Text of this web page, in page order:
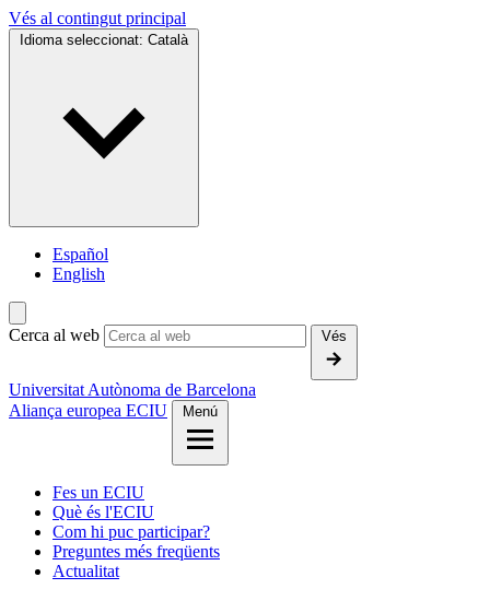
Vés al contingut principal
Idioma seleccionat: Català
Español
English
Cerca al web Vés
Universitat Autònoma de Barcelona
Aliança europea ECIU
Menú
Fes un ECIU
Què és l'ECIU
Com hi puc participar?
Preguntes més freqüents
Actualitat